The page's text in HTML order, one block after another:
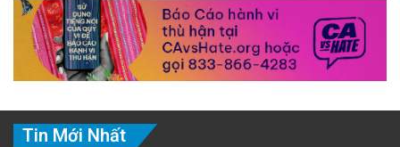
Tin Mới Nhất